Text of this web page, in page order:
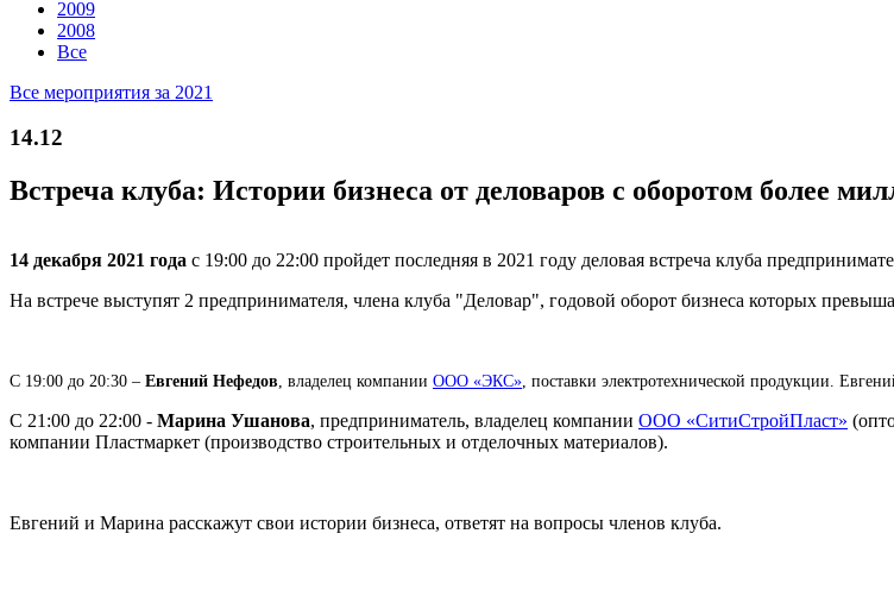
2009
2008
Все
Все мероприятия за 2021
14.12
Встреча клуба: Истории бизнеса от деловаров с оборотом более
14 декабря 2021 года с 19:00 до 22:00 пройдет последняя в 2021 году деловая встреча клуба
На встрече выступят 2 предпринимателя, члена клуба "Деловар", годовой оборот бизнеса которых
С 19:00 до 20:30 – Евгений Нефедов , владелец компании ООО «ЭКС» , поставки электротехнической продукции.
С 21:00 до 22:00 - Марина Ушанова, предприниматель, владелец компании ООО «СитиСтройПласт»
компании Пластмаркет (производство строительных и отделочных материалов).
Евгений и Марина расскажут свои истории бизнеса, ответят на вопросы членов клуба.